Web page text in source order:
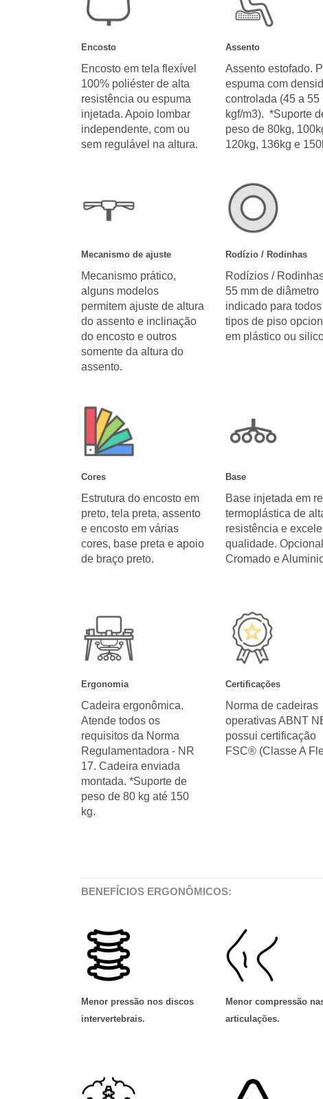
Encosto
Encosto em tela flexível
100% poliéster de alta
resistência ou espuma
injetada. Apoio lombar
independente, com ou
sem regulável na altura.
Assento
Assento estofado.
espuma com
controlada (45 a 55
kgf/m3). *Suporte
peso de 80kg,
120kg, 136kg e
Mecanismo de ajuste
Mecanismo prático,
alguns modelos
permitem ajuste de altura
do assento e inclinação
do encosto e outros
somente da altura do
assento.
Rodízio / Rodinhas
Rodízios /
55 mm de diâmetro
indicado para
tipos de piso
em plástico ou
Cores
Estrutura do encosto em
preto, tela preta, assento
e encosto em várias
cores, base preta e apoio
de braço preto.
Base
Base injetada em
termoplástica de
resistência e
qualidade.
Cromado e
Ergonomia
Cadeira ergonômica.
Atende todos os
requisitos da Norma
Regulamentadora - NR
17. Cadeira enviada
montada. *Suporte de
peso de 80 kg até 150
kg.
Certificações
Norma de cadeiras
operativas ABNT
possui certificação
FSC® (Classe A
BENEFÍCIOS ERGONÔMICOS:
Menor pressão nos discos
intervertebrais.
Menor compressão
articulações.